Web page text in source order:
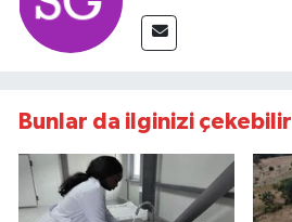
Bunlar da ilginizi çekebilir